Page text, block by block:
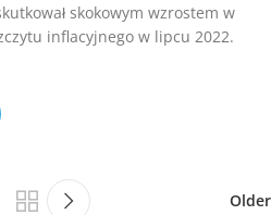
skokowym wzrostem w
inflacyjnego w lipcu 2022.
Older